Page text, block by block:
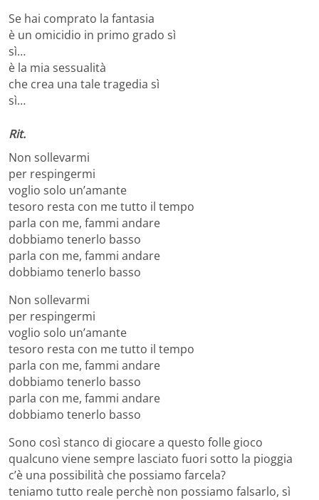
Se hai comprato la fantasia
è un omicidio in primo grado sì
sì…
è la mia sessualità
che crea una tale tragedia sì
sì…
Rit.
Non sollevarmi
per respingermi
voglio solo un’amante
tesoro resta con me tutto il tempo
parla con me, fammi andare
dobbiamo tenerlo basso
parla con me, fammi andare
dobbiamo tenerlo basso
Non sollevarmi
per respingermi
voglio solo un’amante
tesoro resta con me tutto il tempo
parla con me, fammi andare
dobbiamo tenerlo basso
parla con me, fammi andare
dobbiamo tenerlo basso
Sono così stanco di giocare a questo folle gioco
qualcuno viene sempre lasciato fuori sotto la pioggia
c’è una possibilità che possiamo farcela?
teniamo tutto reale perchè non possiamo falsarlo, sì